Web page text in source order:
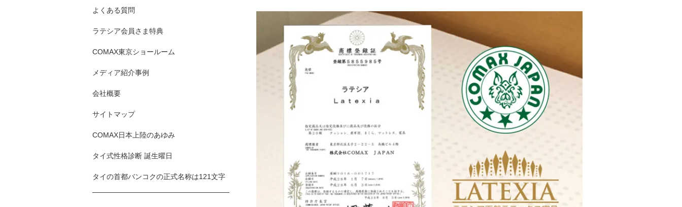
よくある質問
ラテシア会員さま特典
COMAX東京ショールーム
メディア紹介事例
会社概要
サイトマップ
COMAX日本上陸のあゆみ
タイ式性格診断 誕生曜日
タイの首都バンコクの正式名称は121文字